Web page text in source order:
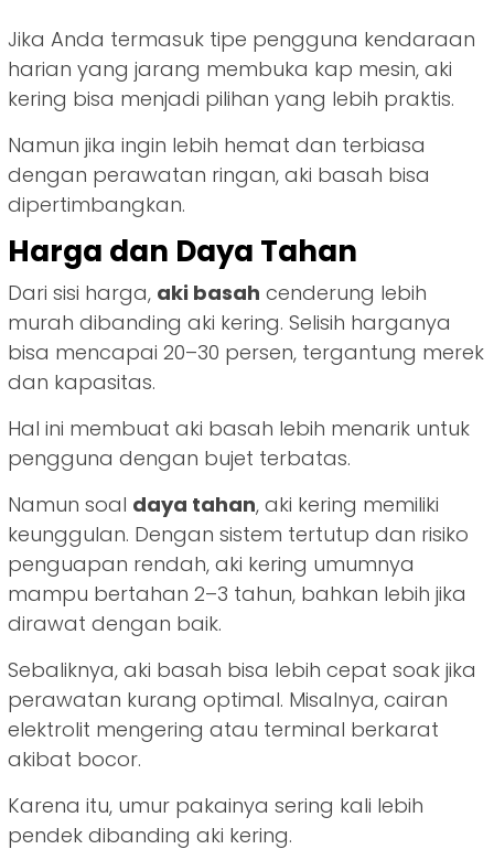
Jika Anda termasuk tipe pengguna kendaraan
harian yang jarang membuka kap mesin, aki
kering bisa menjadi pilihan yang lebih praktis.
Namun jika ingin lebih hemat dan terbiasa
dengan perawatan ringan, aki basah bisa
dipertimbangkan.
Harga dan Daya Tahan
Dari sisi harga, aki basah cenderung lebih
murah dibanding aki kering. Selisih harganya
bisa mencapai 20–30 persen, tergantung merek
dan kapasitas.
Hal ini membuat aki basah lebih menarik untuk
pengguna dengan bujet terbatas.
Namun soal daya tahan, aki kering memiliki
keunggulan. Dengan sistem tertutup dan risiko
penguapan rendah, aki kering umumnya
mampu bertahan 2–3 tahun, bahkan lebih jika
dirawat dengan baik.
Sebaliknya, aki basah bisa lebih cepat soak jika
perawatan kurang optimal. Misalnya, cairan
elektrolit mengering atau terminal berkarat
akibat bocor.
Karena itu, umur pakainya sering kali lebih
pendek dibanding aki kering.